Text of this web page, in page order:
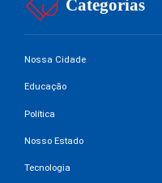
Categorias
Nossa Cidade
Educação
Política
Nosso Estado
Tecnologia